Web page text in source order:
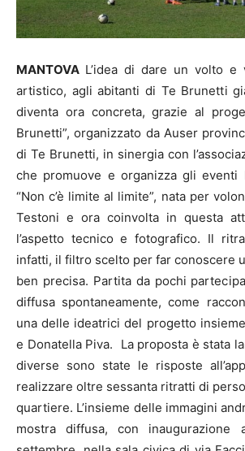
MANTOVA L’idea di dare un volto e
artistico, agli abitanti di Te Brunetti
diventa ora concreta, grazie al
Brunetti”, organizzato da Auser
di Te Brunetti, in sinergia con
che promuove e organizza gli eventi
“Non c’è limite al limite”, nata per
Testoni e ora coinvolta in questa
l’aspetto tecnico e fotografico. Il
infatti, il filtro scelto per far conoscere
ben precisa. Partita da pochi
diffusa spontaneamente, come
una delle ideatrici del progetto
e Donatella Piva. La proposta è stata
diverse sono state le risposte
realizzare oltre sessanta ritratti di
quartiere. L’insieme delle immagini
mostra diffusa, con